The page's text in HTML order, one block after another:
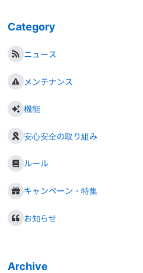
Category
ニュース
メンテナンス
機能
安心安全の取り組み
ルール
キャンペーン・特集
お知らせ
Archive